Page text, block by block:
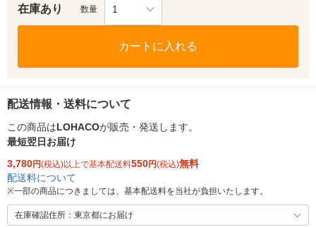
在庫あり 数量 1
カートに入れる
配送情報・送料について
この商品はLOHACOが販売・発送します。
最短翌日お届け
3,780円(税込)以上で基本配送料550円(税込)無料
配送料について
※一部の商品につきましては、基本配送料を当社が負担いたします。
在庫確認住所：東京都にお届け